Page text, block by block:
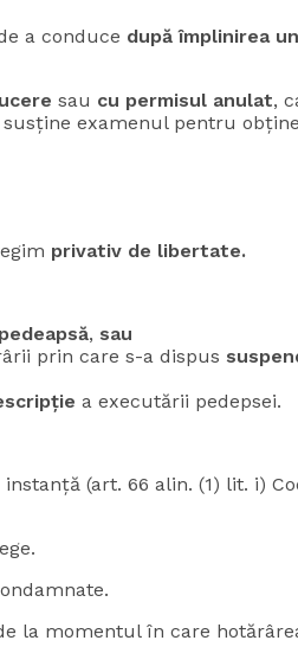
a conduce după împlinirea
sau cu permisul anulat,
susține examenul pentru
privativ de libertate.
, sau
prin care s-a dispus
a executării pedepsei.
(art. 66 alin. (1) lit. i)
la momentul în care